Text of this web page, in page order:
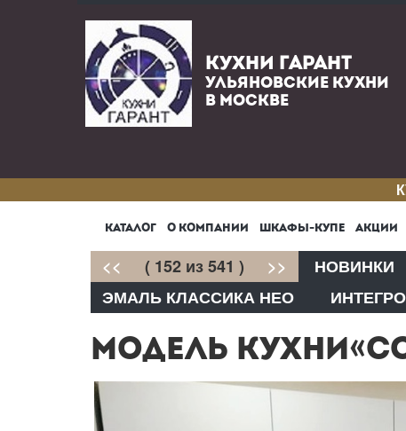
КУХНИ ГАРАНТ
УЛЬЯНОВСКИЕ КУХНИ
В МОСКВЕ
КАТАЛОГ О КОМПАНИИ ШКАФЫ-КУПЕ АКЦИИ
<< ( 152 из 541 ) >> НОВИНКИ
ЭМАЛЬ КЛАССИКА НЕО
МОДЕЛЬ